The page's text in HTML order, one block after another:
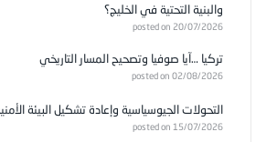
والبنية التحتية في الخليج؟
posted on 20/07/2026
تركيا …آيا صوفيا وتصحيح المسار التاريخي
posted on 02/08/2026
التحولات الجيوسياسية وإعادة تشكيل البيئة
posted on 15/07/2026